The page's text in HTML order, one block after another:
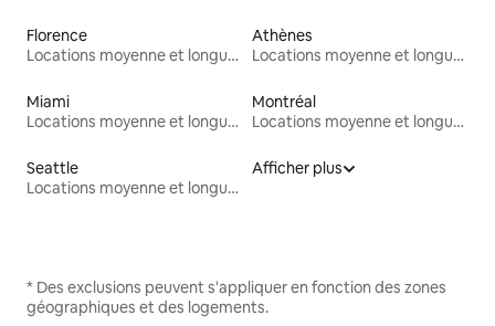
Florence
Locations moyenne et longue durée
Athènes
Locations moyenne et longue durée
Miami
Locations moyenne et longue durée
Montréal
Locations moyenne et longue durée
Seattle
Locations moyenne et longue durée
Afficher plus
* Des exclusions peuvent s'appliquer en fonction des zones
géographiques et des logements.